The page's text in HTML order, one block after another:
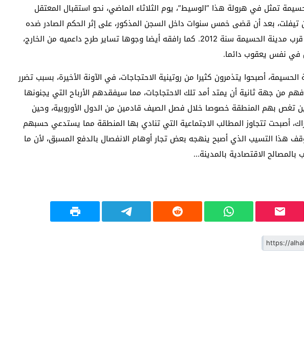
تمثل في هرولة هذا ”الوسيط”، يوم الثلاثاء الماضي، نحو استقبال المعتقل
بعد أن قضى خمس سنوات داخل السجن المذكور، على إثر الحكم الصادر ضده
على خلفية أحداث آيث بوعياش، قرب مدينة الحسيمة سنة 2012. كما رافقه أيضا وجوها تساير طرح داعميه من الخارج،
في نفس يعقوب دائما.
أصبحوا يتذمرون كثيرا من روتينية الاحتجاجات، في الآونة الأخيرة، بسبب تضرر
من جهة ثانية أن يمتد أمد تلك الاحتجاجات، مما سيفقدهم الأرباح التي يجنونها
تغص بهم المنطقة خصوصا خلال فصل الصيف قادمين من الدول الأوروبية، وحين
أصبحت تتجاوز المطالب الاجتماعية التي تنادي بها المنطقة مما يستدعي حسبهم
هذا التسيب الذي أصبح ينهجه بعض تجار أوهام الانفصال بالدفع المسبق، لأن ما
الاقتصادية بالمدينة…